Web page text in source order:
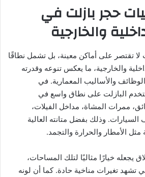
حجر بازلت في
والخارجية
تقتصر على أماكن معينة، بل تشمل نطاقًا
والخارجية، ما يعكس تنوعه وقدرته
والأساليب المعمارية. في
البازلت على نطاق واسع في
ممرات المشاة، مداخل الفيلات،
وذلك بفضل متانته العالية
مثل الأمطار والحرارة والتجمد.
يجعله خيارًا مثاليًا لتلك المساحات،
تغيرات مناخية حادة. كما أن لونه